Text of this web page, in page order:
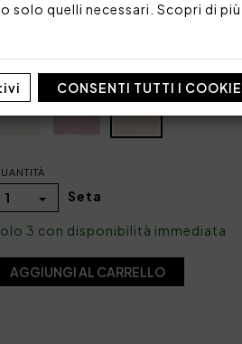
solo quelli necessari. Scopri di più
CONSENTI TUTTI I COOKIE
101051104
1 Seta
3 con disponibilità immediata
AGGIUNGI AL CARRELLO